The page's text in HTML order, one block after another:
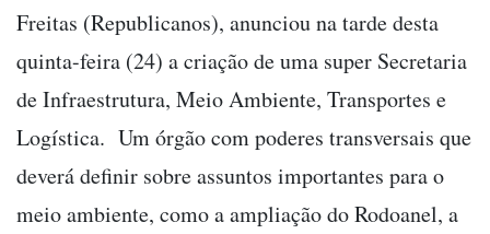
Freitas (Republicanos), anunciou na tarde desta
quinta-feira (24) a criação de uma super Secretaria
de Infraestrutura, Meio Ambiente, Transportes e
Logística. Um órgão com poderes transversais que
deverá definir sobre assuntos importantes para o
meio ambiente, como a ampliação do Rodoanel, a